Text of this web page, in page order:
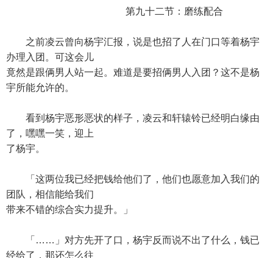
第九十二节：磨练配合
之前凌云曾向杨宇汇报，说是也招了人在门口等着杨宇
办理入团。可这会儿
竟然是跟俩男人站一起。难道是要招俩男人入团？这不是杨
宇所能允许的。
看到杨宇恶形恶状的样子，凌云和轩辕铃已经明白缘由
了，嘿嘿一笑，迎上
了杨宇。
「这两位我已经把钱给他们了，他们也愿意加入我们的
团队，相信能给我们
带来不错的综合实力提升。」
「……」对方先开了口，杨宇反而说不出了什么，钱已
经给了，那还怎么往